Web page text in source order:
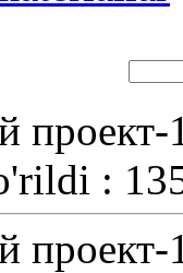
проект-
:
проект-